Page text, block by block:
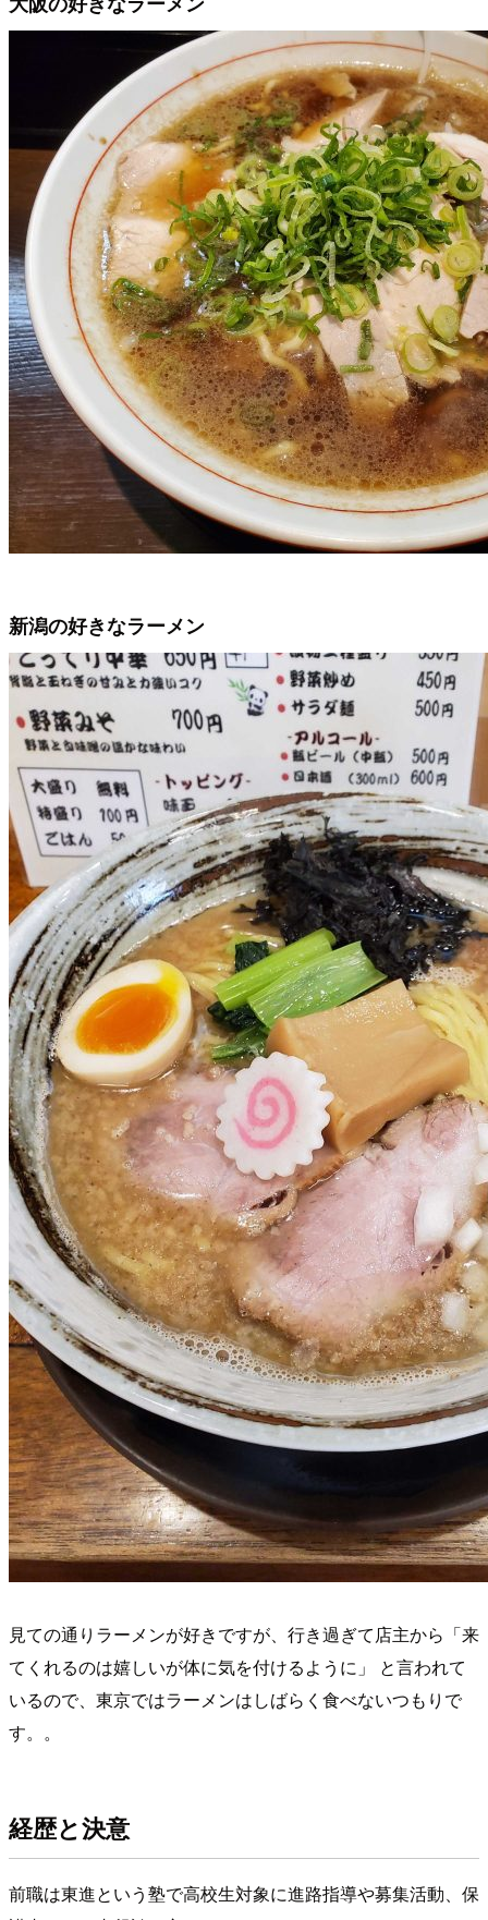
新潟の好きなラーメン
見ての通りラーメンが好きですが、行き過ぎて店主から「来
てくれるのは嬉しいが体に気を付けるように」 と言われて
いるので、東京ではラーメンはしばらく食べないつもりで
す。。
経歴と決意
前職は東進という塾で高校生対象に進路指導や募集活動、保